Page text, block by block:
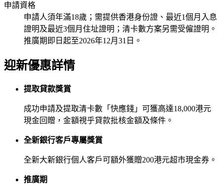
申請資格
申請人須年滿18歲；需提供香港身份證、最近1個月入息
證明及最近3個月住址證明；清卡數方案另需受僱證明。
推廣期即日起至2026年12月31日。
迎新優惠詳情
提取貸款獎賞
成功申請及提取清卡數「快應錢」可獲高達18,000港元
現金回贈，金額視乎貸款批核金額及條件。
全新銀行客戶專屬獎賞
全新大新銀行個人客戶可額外獲贈200港元超市現金券。
推廣期